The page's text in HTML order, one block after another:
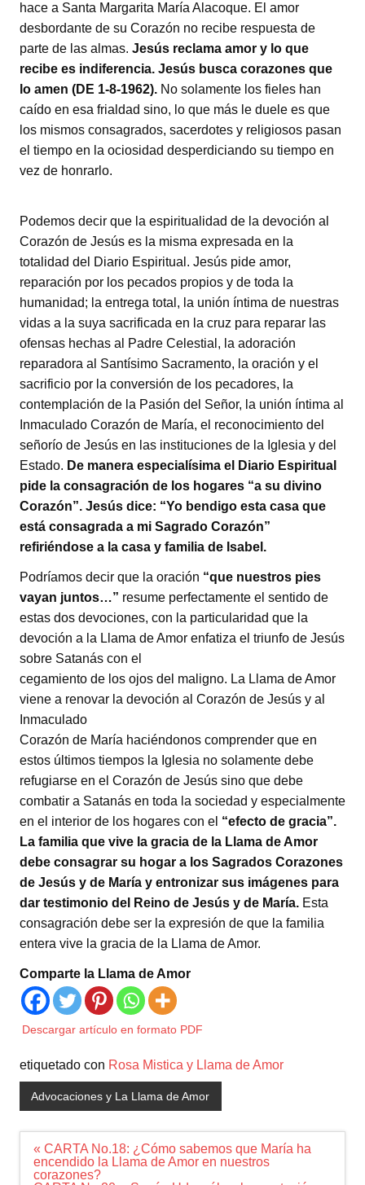
hace a Santa Margarita María Alacoque. El amor
desbordante de su Corazón no recibe respuesta de
parte de las almas. Jesús reclama amor y lo que
recibe es indiferencia. Jesús busca corazones que
lo amen (DE 1-8-1962). No solamente los fieles han
caído en esa frialdad sino, lo que más le duele es que
los mismos consagrados, sacerdotes y religiosos pasan
el tiempo en la ociosidad desperdiciando su tiempo en
vez de honrarlo.
Podemos decir que la espiritualidad de la devoción al
Corazón de Jesús es la misma expresada en la
totalidad del Diario Espiritual. Jesús pide amor,
reparación por los pecados propios y de toda la
humanidad; la entrega total, la unión íntima de nuestras
vidas a la suya sacrificada en la cruz para reparar las
ofensas hechas al Padre Celestial, la adoración
reparadora al Santísimo Sacramento, la oración y el
sacrificio por la conversión de los pecadores, la
contemplación de la Pasión del Señor, la unión íntima al
Inmaculado Corazón de María, el reconocimiento del
señorío de Jesús en las instituciones de la Iglesia y del
Estado. De manera especialísima el Diario Espiritual
pide la consagración de los hogares “a su divino
Corazón”. Jesús dice: “Yo bendigo esta casa que
está consagrada a mi Sagrado Corazón”
refiriéndose a la casa y familia de Isabel.
Podríamos decir que la oración “que nuestros pies
vayan juntos…” resume perfectamente el sentido de
estas dos devociones, con la particularidad que la
devoción a la Llama de Amor enfatiza el triunfo de Jesús
sobre Satanás con el
cegamiento de los ojos del maligno. La Llama de Amor
viene a renovar la devoción al Corazón de Jesús y al
Inmaculado
Corazón de María haciéndonos comprender que en
estos últimos tiempos la Iglesia no solamente debe
refugiarse en el Corazón de Jesús sino que debe
combatir a Satanás en toda la sociedad y especialmente
en el interior de los hogares con el “efecto de gracia”.
La familia que vive la gracia de la Llama de Amor
debe consagrar su hogar a los Sagrados Corazones
de Jesús y de María y entronizar sus imágenes para
dar testimonio del Reino de Jesús y de María. Esta
consagración debe ser la expresión de que la familia
entera vive la gracia de la Llama de Amor.
Comparte la Llama de Amor
Descargar artículo en formato PDF
etiquetado con Rosa Mistica y Llama de Amor
Advocaciones y La Llama de Amor
Navegación
de
entradas
« CARTA No.18: ¿Cómo sabemos que María ha
encendido la Llama de Amor en nuestros
corazones?